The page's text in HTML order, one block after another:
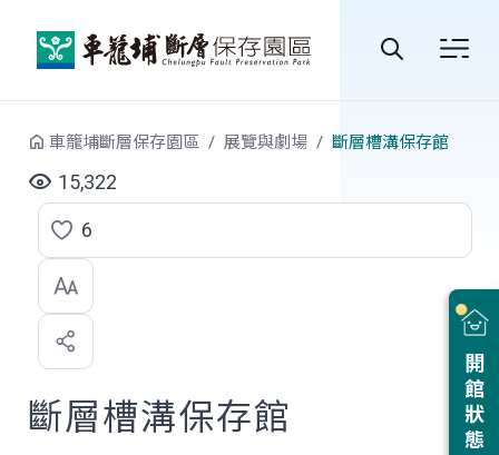
站
尋
開館狀態
車籠埔斷層保存園區 展覽與劇場 斷層槽溝保存館
15,322
點
選
喜
歡
6
斷層槽溝保存館